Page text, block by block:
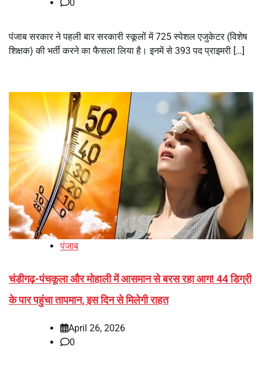
0
पंजाब सरकार ने पहली बार सरकारी स्कूलों में 725 स्पेशल एजुकेटर (विशेष
शिक्षक) की भर्ती करने का फैसला लिया है। इनमें से 393 पद प्राइमरी […]
पंजाब
चंडीगढ़-पंचकूला और मोहाली में आसमान से बरस रहा आग! 44 डिग्री
के पार पहुंचा तापमान, इस दिन से मिलेगी राहत
April 26, 2026
0